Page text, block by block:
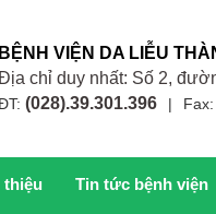
BỆNH VIỆN DA LIỄU
chỉ duy nhất: Số 2,
(028).39.301.396 | Fax:
Tin tức bệnh viện